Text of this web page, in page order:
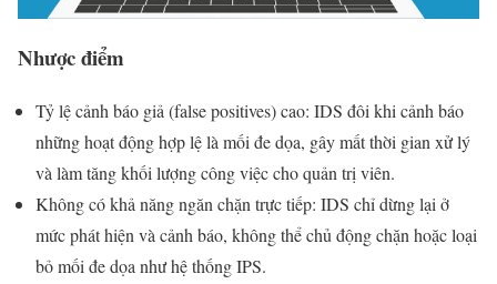
Nhược điểm
Tỷ lệ cảnh báo giả (false positives) cao: IDS đôi khi cảnh báo
những hoạt động hợp lệ là mối đe dọa, gây mất thời gian xử lý
và làm tăng khối lượng công việc cho quản trị viên.
Không có khả năng ngăn chặn trực tiếp: IDS chỉ dừng lại ở
mức phát hiện và cảnh báo, không thể chủ động chặn hoặc loại
bỏ mối đe dọa như hệ thống IPS.